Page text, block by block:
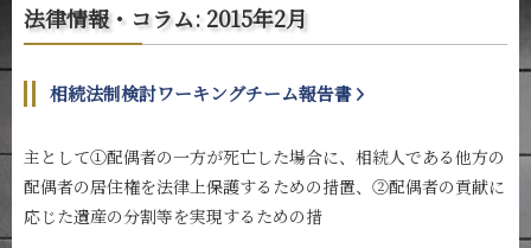
法律情報・コラム: 2015年2月
相続法制検討ワーキングチーム報告書
主として①配偶者の一方が死亡した場合に、相続人である他方の
配偶者の居住権を法律上保護するための措置、②配偶者の貢献に
応じた遺産の分割等を実現するための措